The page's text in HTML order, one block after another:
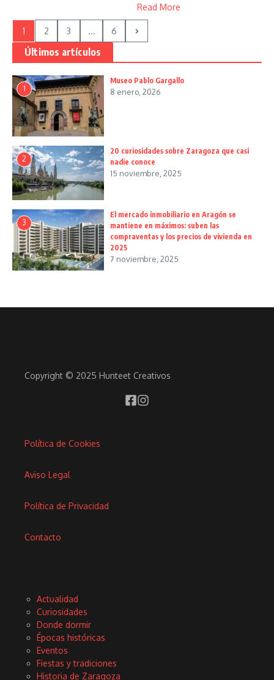
Read More
1 2 3 ... 6
Últimos artículos
1
Museo Pablo Gargallo
8 enero, 2026
2
20 curiosidades sobre Zaragoza que casi
nadie conoce
15 noviembre, 2025
3
El mercado inmobiliario en Aragón se
mantiene en máximos: suben las
compraventas y los precios de vivienda en
2025
7 noviembre, 2025
Copyright © 2025 Hunteet Creativos
Política de Cookies
Aviso Legal
Política de Privacidad
Contacto
Actualidad
Curiosidades
Donde dormir
Épocas históricas
Eventos
Fiestas y tradiciones
Historia de Zaragoza